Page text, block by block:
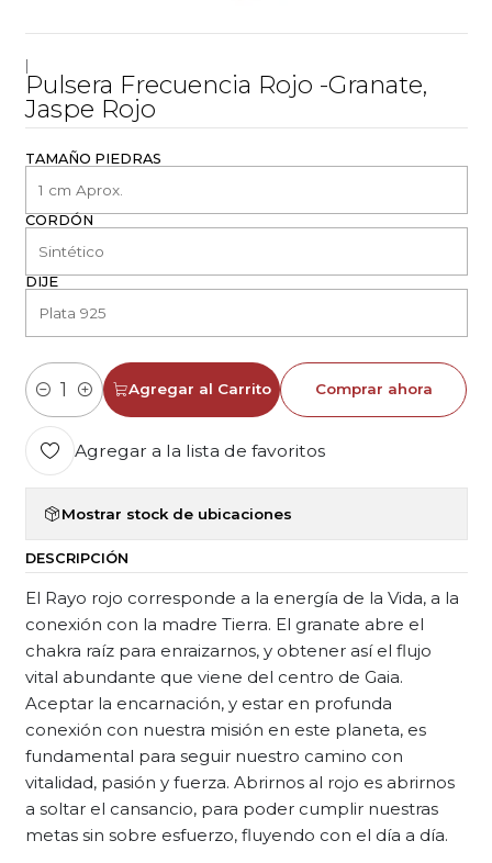
Pulsera Frecuencia Rojo -Granate,
Jaspe Rojo
TAMAÑO PIEDRAS
CORDÓN
DIJE
Cantidad
Agregar al Carrito Comprar ahora
Agregar a la lista de favoritos
Mostrar stock de ubicaciones
DESCRIPCIÓN
El Rayo rojo corresponde a la energía de la Vida, a la
conexión con la madre Tierra. El granate abre el
chakra raíz para enraizarnos, y obtener así el flujo
vital abundante que viene del centro de Gaia.
Aceptar la encarnación, y estar en profunda
conexión con nuestra misión en este planeta, es
fundamental para seguir nuestro camino con
vitalidad, pasión y fuerza. Abrirnos al rojo es abrirnos
a soltar el cansancio, para poder cumplir nuestras
metas sin sobre esfuerzo, fluyendo con el día a día.